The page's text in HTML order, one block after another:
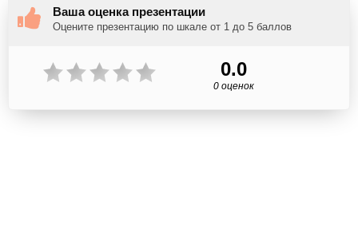
Ваша оценка презентации
Оцените презентацию по шкале от 1 до 5 баллов
0.0
0 оценок